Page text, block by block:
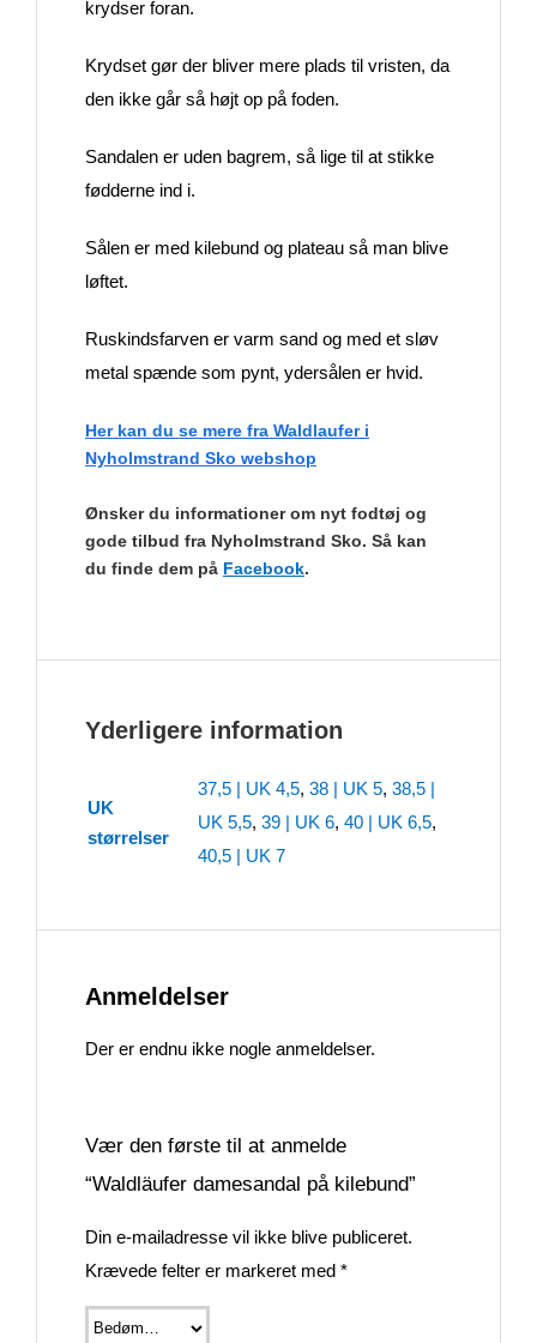
krydser foran.
Krydset gør der bliver mere plads til vristen, da
den ikke går så højt op på foden.
Sandalen er uden bagrem, så lige til at stikke
fødderne ind i.
Sålen er med kilebund og plateau så man blive
løftet.
Ruskindsfarven er varm sand og med et sløv
metal spænde som pynt, ydersålen er hvid.
Her kan du se mere fra Waldlaufer i
Nyholmstrand Sko webshop
Ønsker du informationer om nyt fodtøj og
gode tilbud fra Nyholmstrand Sko. Så kan
du finde dem på Facebook.
Yderligere information
UK
størrelser
37,5 | UK 4,5, 38 | UK 5, 38,5 |
UK 5,5, 39 | UK 6, 40 | UK 6,5,
40,5 | UK 7
Anmeldelser
Der er endnu ikke nogle anmeldelser.
Vær den første til at anmelde
“Waldläufer damesandal på kilebund”
Din e-mailadresse vil ikke blive publiceret.
Krævede felter er markeret med *